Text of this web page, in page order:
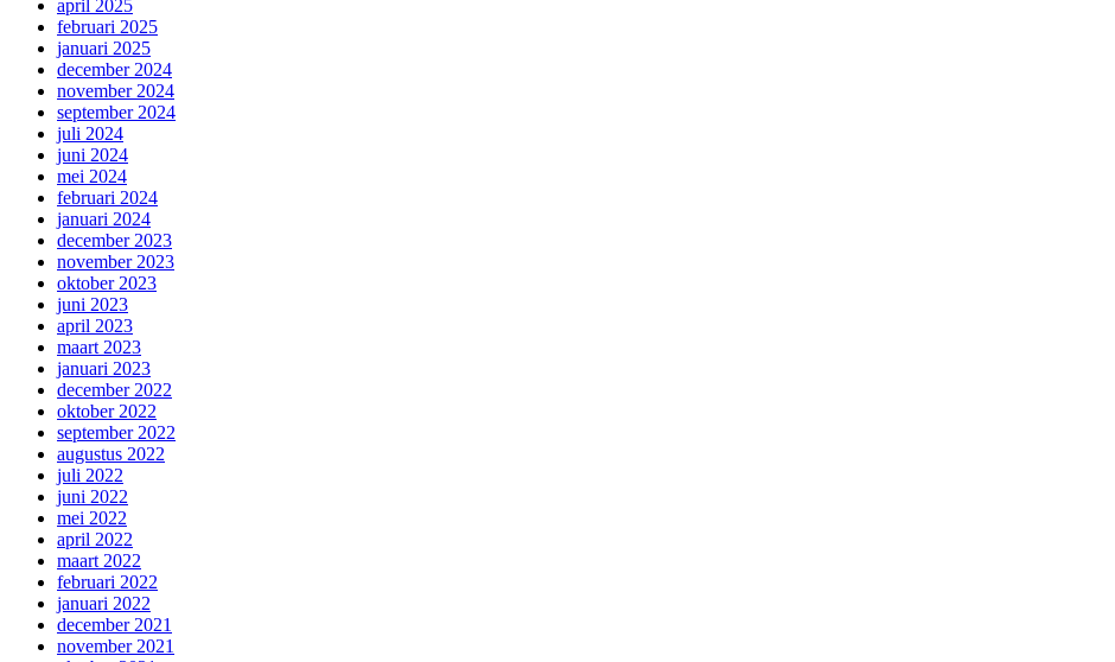
april 2025
februari 2025
januari 2025
december 2024
november 2024
september 2024
juli 2024
juni 2024
mei 2024
februari 2024
januari 2024
december 2023
november 2023
oktober 2023
juni 2023
april 2023
maart 2023
januari 2023
december 2022
oktober 2022
september 2022
augustus 2022
juli 2022
juni 2022
mei 2022
april 2022
maart 2022
februari 2022
januari 2022
december 2021
november 2021